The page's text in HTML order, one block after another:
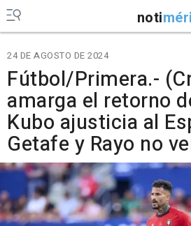
noti
24 DE AGOSTO DE 2024
Fútbol/Primera.-
amarga el retorno
Kubo ajusticia al
Getafe y Rayo no